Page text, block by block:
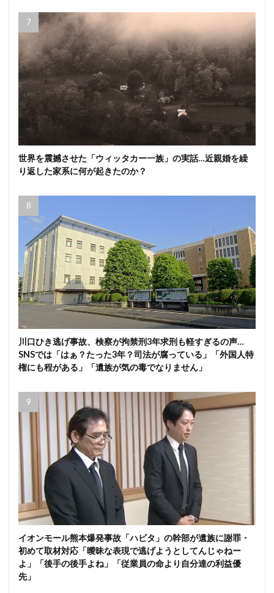
世界を震撼させた「ウィッタカー一族」の実話…近親婚を繰
り返した家系に何が起きたのか？
川口ひき逃げ事故、検察が拘禁刑3年求刑も軽すぎるの声…
SNSでは「はぁ？たった3年？司法が腐っている」「外国人特
権にも程がある」「遺族が気の毒でなりません」
イオンモール熊本爆発事故「ハビタ」の幹部が遺族に謝罪・
初めて取材対応「曖昧な表現で逃げようとしてんじゃねー
よ」「後手の後手よね」「従業員の命より自分達の利益優
先」